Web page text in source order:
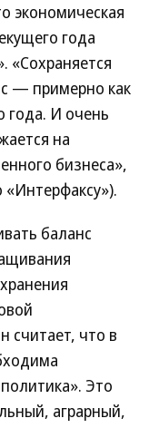
экономическая
года
«Сохраняется
— примерно как
года. И очень
на
бизнеса»,
баланс
считает, что в
Это
аграрный,